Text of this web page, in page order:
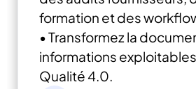
formation et des
• Transformez la
informations
Qualité 4.0.